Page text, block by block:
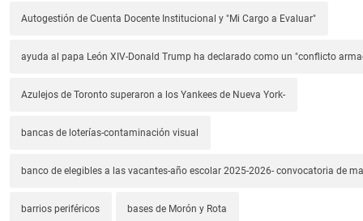
Autogestión de Cuenta Docente Institucional y "Mi Cargo a Evaluar"
ayuda al papa León XIV-Donald Trump ha declarado como un "conflicto
Azulejos de Toronto superaron a los Yankees de Nueva York-
bancas de loterías-contaminación visual
banco de elegibles a las vacantes-año escolar 2025-2026- convocatoria de
barrios periféricos bases de Morón y Rota